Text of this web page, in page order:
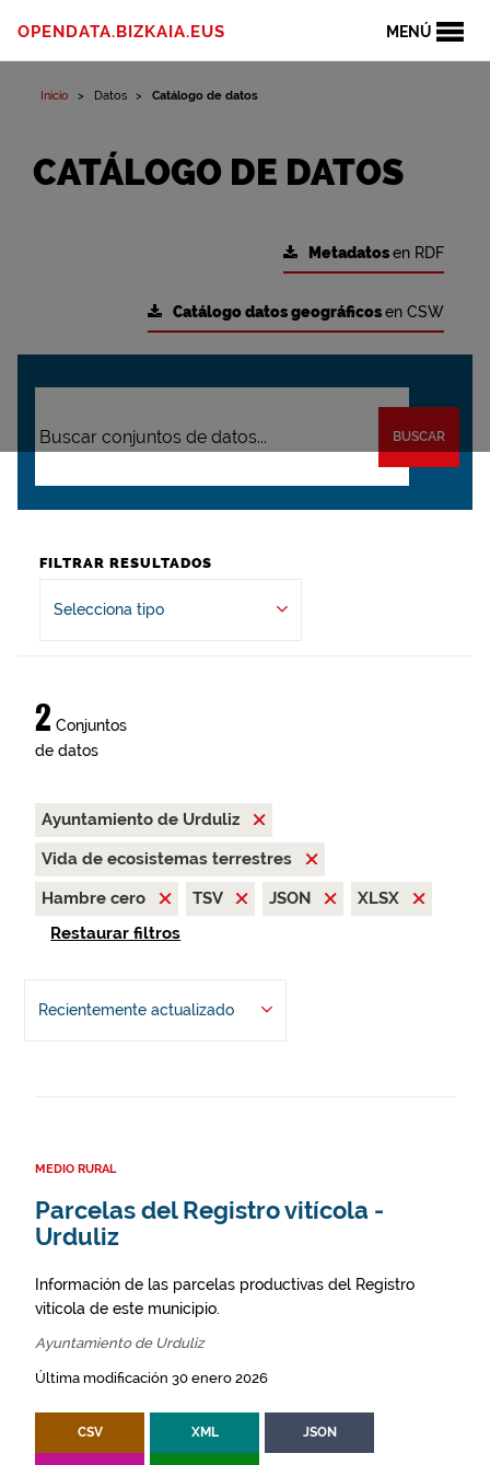
MENÚ
OPENDATA.BIZKAIA.EUS
Inicio Datos Catálogo de datos
CATÁLOGO DE DATOS
Metadatosen RDF
Catálogo datos geográficosen CSW
BUSCAR
FILTRAR RESULTADOS
Selecciona tipo
2 Conjuntos
de datos
Ayuntamiento de Urduliz
Vida de ecosistemas terrestres
Hambre cero
TSV JSON
XLSX
Restaurar filtros
Recientemente actualizado
MEDIO RURAL
Parcelas del Registro vitícola -
Urduliz
Información de las parcelas productivas del Registro
vitícola de este municipio.
Ayuntamiento de Urduliz
Última modificación 30 enero 2026
CSV XML JSON